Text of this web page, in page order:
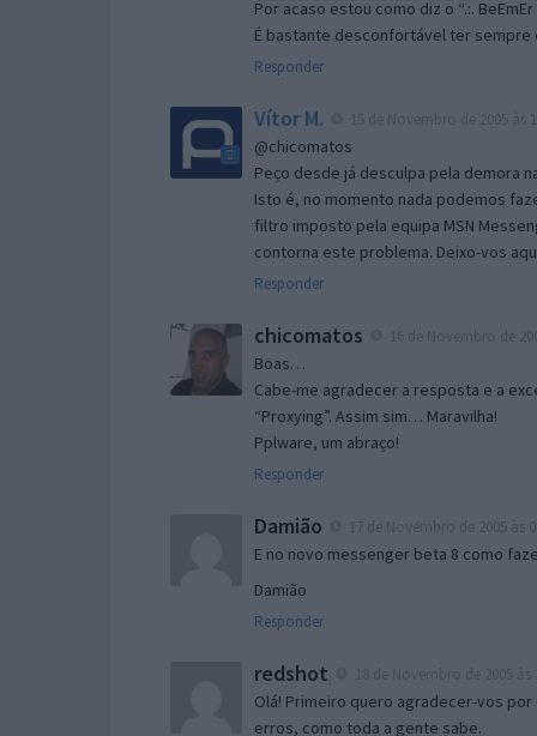
Por acaso estou como diz o “.:.
É bastante desconfortável ter sempre
Responder
Vítor M.
@chicomatos
Peço desde já desculpa pela demora
Isto é, no momento nada podemos
filtro imposto pela equipa MSN
contorna este problema. Deixo-vos
Responder
chicomatos
Boas…
Cabe-me agradecer a resposta e a
“Proxying”. Assim sim… Maravilha!
Pplware, um abraço!
Responder
Damião
E no novo messenger beta 8 como
Damião
Responder
redshot
Olá! Primeiro quero agradecer-vos
erros, como toda a gente sabe.